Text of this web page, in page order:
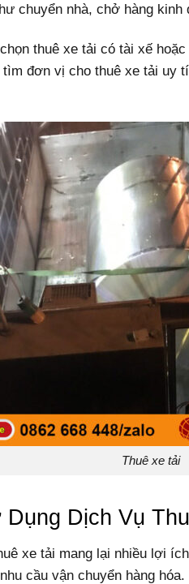
chuyển nhà, chở hàng kinh
thuê xe tải có tài xế
đơn vị cho thuê xe tải uy
Thuê xe tải
Dịch Vụ
xe tải mang lại nhiều lợi
cầu vận chuyển hàng